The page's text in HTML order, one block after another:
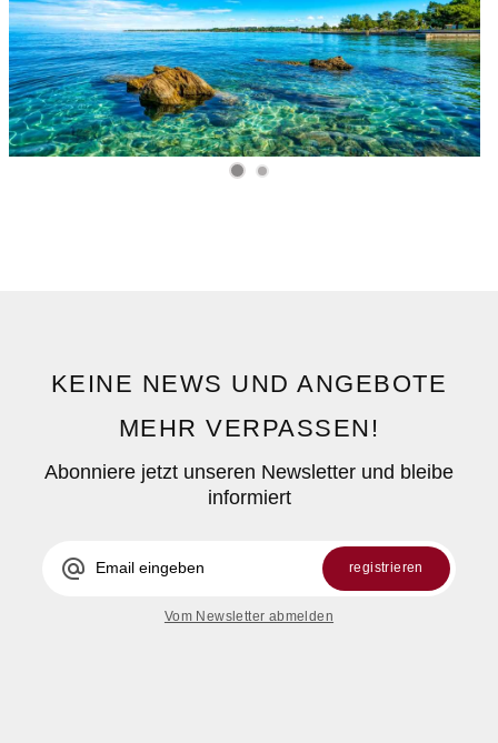
KEINE NEWS UND ANGEBOTE
MEHR VERPASSEN!
Abonniere jetzt unseren Newsletter und bleibe
informiert
alternate_email registrieren
Vom Newsletter abmelden